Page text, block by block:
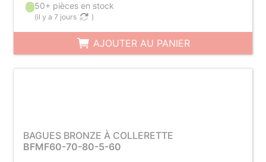
50+ pièces en stock
(il y a 7 jours )
AJOUTER AU PANIER
BAGUES BRONZE À COLLERETTE
BFMF60-70-80-5-60